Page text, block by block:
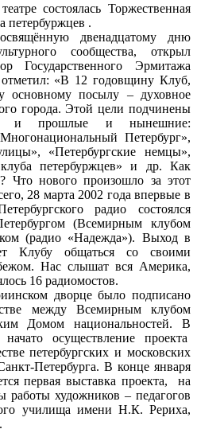
состоялась Торжественная
петербуржцев .
двенадцатому дню
сообщества, открыл
Государственного Эрмитажа
«В 12 годовщину Клуб,
основному посылу – духовное
города. Этой цели подчинены
и прошлые и нынешние:
Петербург»,
«Петербургские немцы»,
петербуржцев» и др. Как
Что нового произошло за этот
28 марта 2002 года впервые в
радио состоялся
(Всемирным клубом
(радио «Надежда»). Выход в
Клубу общаться со своими
Нас слышат вся Америка,
16 радиомостов.
дворце было подписано
между Всемирным клубом
Домом национальностей. В
осуществление проекта
петербургских и московских
Петербурга. В конце января
первая выставка проекта, на
работы художников – педагогов
училища имени Н.К. Рериха,